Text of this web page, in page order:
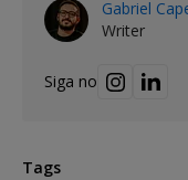
Gabriel
Writer
Siga no
Tags